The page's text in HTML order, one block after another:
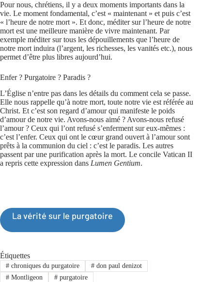
Pour nous, chrétiens, il y a deux moments importants dans la
vie. Le moment fondamental, c’est « maintenant » et puis c’est
« l’heure de notre mort ». Et donc, méditer sur l’heure de notre
mort est une meilleure manière de vivre maintenant. Par
exemple méditer sur tous les dépouillements que l’heure de
notre mort induira (l’argent, les richesses, les vanités etc.), nous
permet d’être plus libres aujourd’hui.
Enfer ? Purgatoire ? Paradis ?
L’Église n’entre pas dans les détails du comment cela se passe.
Elle nous rappelle qu’à notre mort, toute notre vie est référée au
Christ. Et c’est son regard d’amour qui manifeste le poids
d’amour de notre vie. Avons-nous aimé ? Avons-nous refusé
l’amour ? Ceux qui l’ont refusé s’enferment sur eux-mêmes :
c’est l’enfer. Ceux qui ont le cœur grand ouvert à l’amour sont
prêts à la communion du ciel : c’est le paradis. Les autres
passent par une purification après la mort. Le concile Vatican II
a repris cette expression dans Lumen Gentium.
La vérité sur le purgatoire
Étiquettes
#chroniques du purgatoire #don paul denizot
#Montligeon #purgatoire